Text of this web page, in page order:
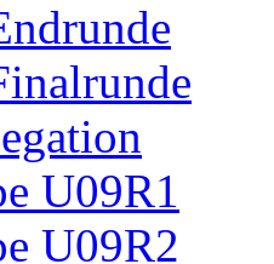
U09R1
U09R2